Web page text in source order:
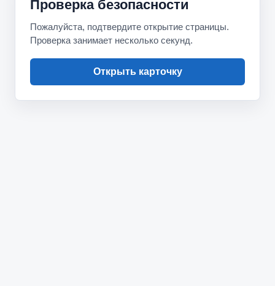
Проверка безопасности
Пожалуйста, подтвердите открытие страницы.
Проверка занимает несколько секунд.
Открыть карточку